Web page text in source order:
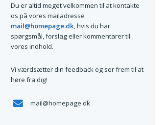
Du er altid meget velkommen til at kontakte
os på vores mailadresse
mail@homepage.dk, hvis du har
spørgsmål, forslag eller kommentarer til
vores indhold.
Vi værdsætter din feedback og ser frem til at
høre fra dig!
mail@homepage.dk